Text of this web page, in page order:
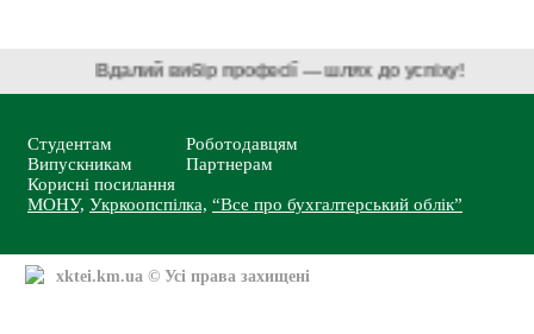
Вдалий вибір професії — шлях до успіху!
Студентам
Випускникам
Роботодавцям
Партнерам
Корисні посилання
МОНУ, Укркоопспілка, “Все про бухгалтерський облік”
xktei.km.ua © Усі права захищені